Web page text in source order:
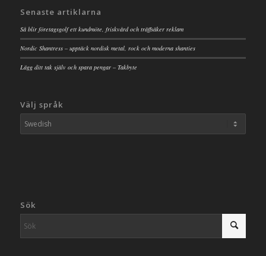
Senaste artiklarna
Så blir företagsgolf ett kundmöte, friskvård och träffsäker reklam
Nordic Shantress – upptäck nordisk metal, rock och moderna shanties
Lägg ditt tak själv och spara pengar – Takbyte
Välj språk
Sök